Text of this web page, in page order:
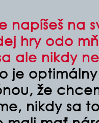
napíšeš na
hry odo
ale nikdy
je
že
nikdy sa